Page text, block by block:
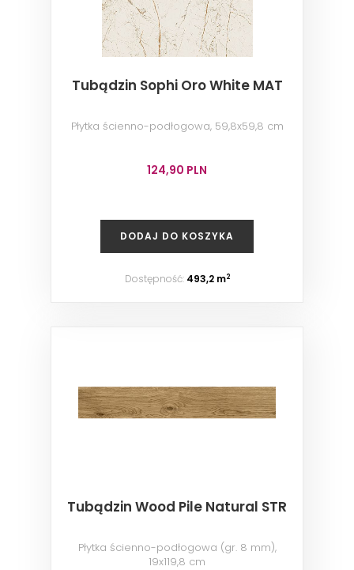
Tubądzin Sophi Oro White MAT
Płytka ścienno-podłogowa, 59,8x59,8 cm
124,90 PLN
DODAJ DO KOSZYKA
Dostępność: 493,2 m2
Tubądzin Wood Pile Natural STR
Płytka ścienno-podłogowa (gr. 8 mm),
19x119,8 cm